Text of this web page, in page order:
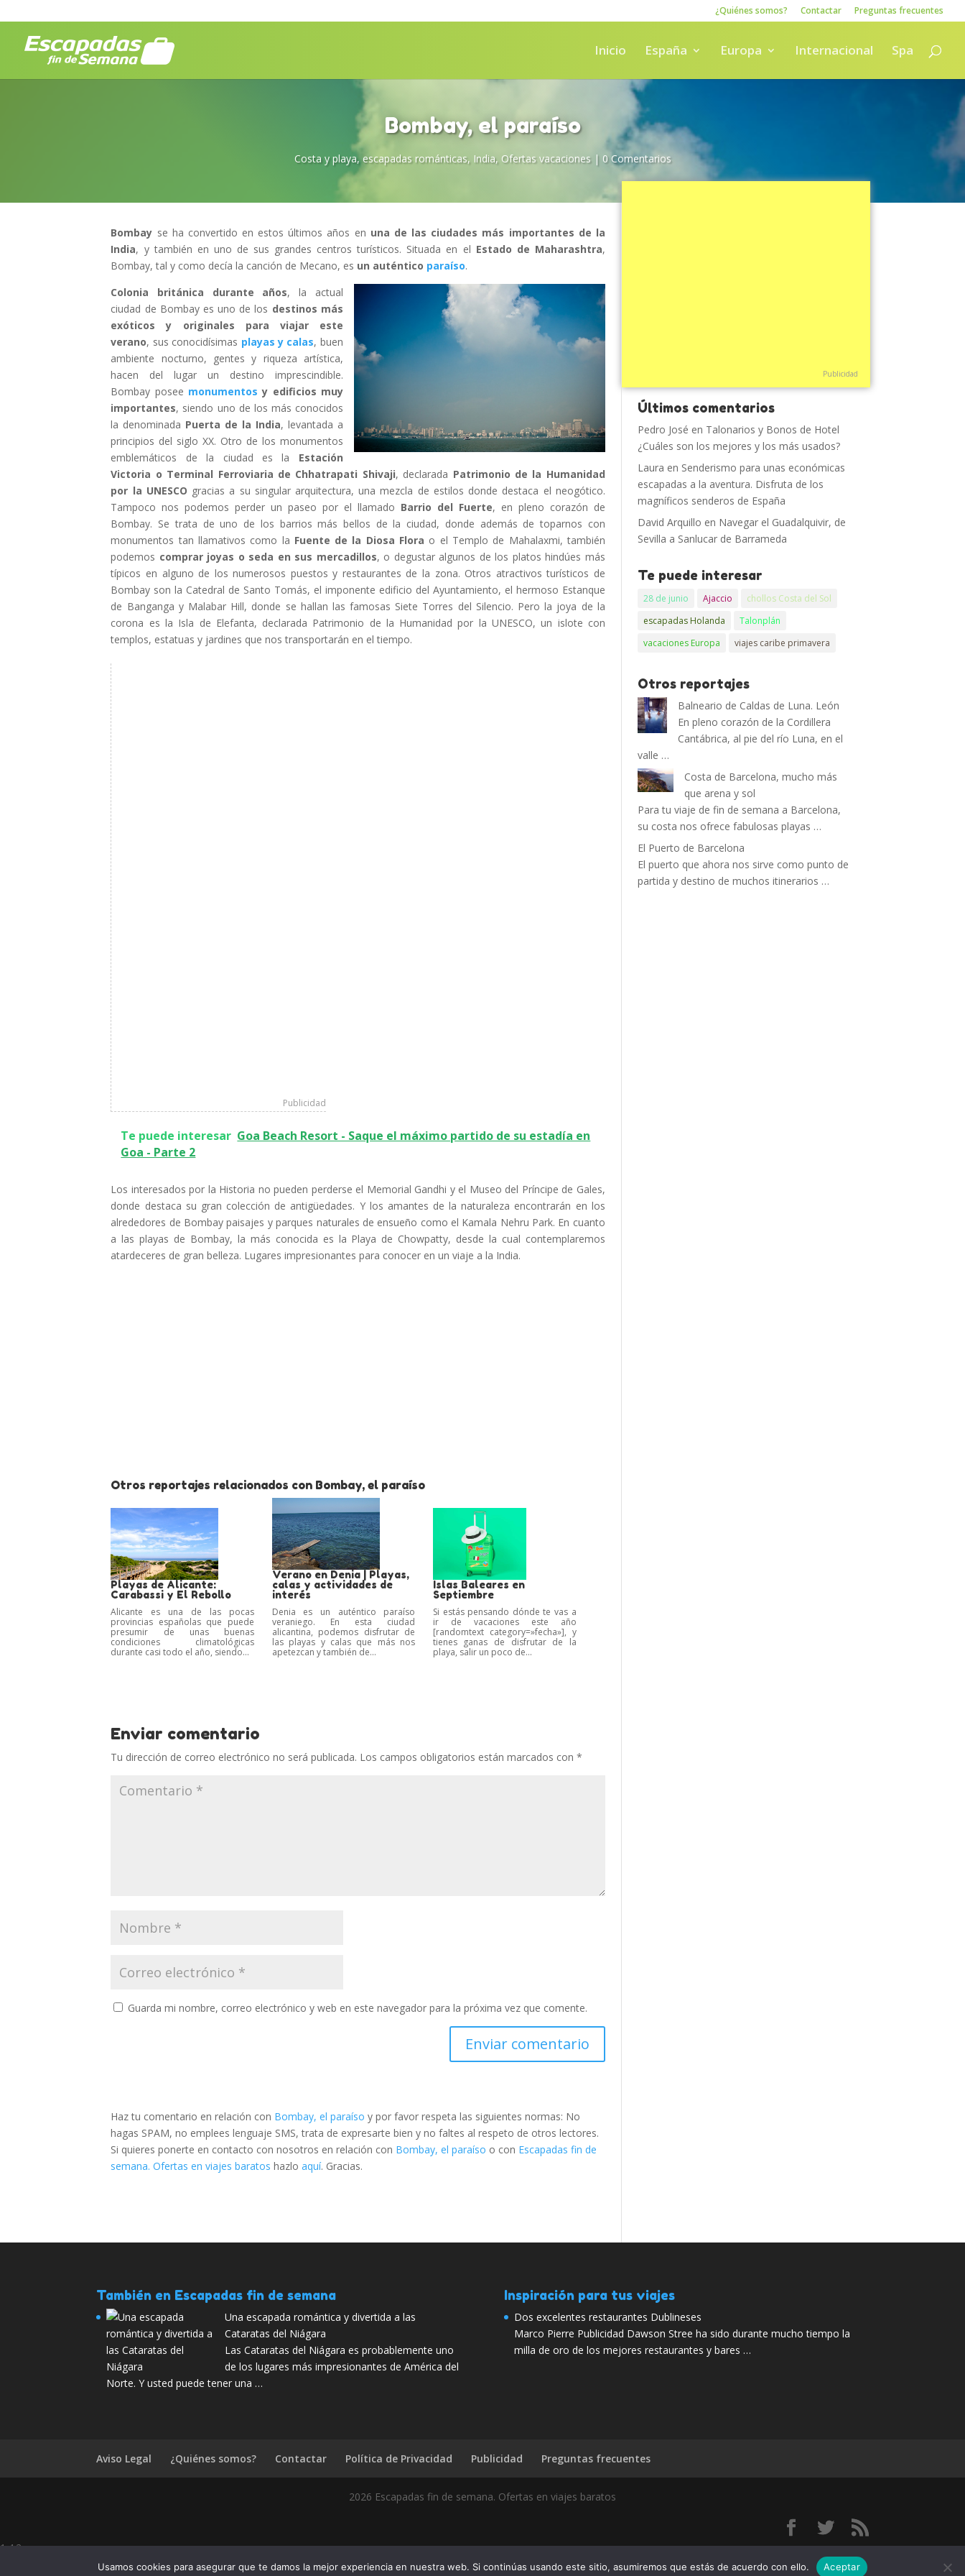
¿Quiénes somos? Contactar Preguntas frecuentes
Inicio España Europa Internacional Spa
Bombay, el paraíso
Costa y playa,escapadas románticas, India, Ofertas vacaciones| 0 Comentarios
Bombay se ha convertido en estos últimos años en una de las ciudades más importantes de la
India, y también en uno de sus grandes centros turísticos. Situada en el Estado de Maharashtra,
Bombay, tal y como decía la canción de Mecano, es un auténtico paraíso.
Colonia británica durante años, la actual
ciudad de Bombay es uno de los destinos más
exóticos y originales para viajar este
verano, sus conocidísimas playas y calas, buen
ambiente nocturno, gentes y riqueza artística,
hacen del lugar un destino imprescindible.
Bombay posee monumentos y edificios muy
importantes, siendo uno de los más conocidos
la denominada Puerta de la India, levantada a
principios del siglo XX. Otro de los monumentos
emblemáticos de la ciudad es la Estación
Victoria o Terminal Ferroviaria de Chhatrapati Shivaji, declarada Patrimonio de la Humanidad
por la UNESCO gracias a su singular arquitectura, una mezcla de estilos donde destaca el neogótico.
Tampoco nos podemos perder un paseo por el llamado Barrio del Fuerte, en pleno corazón de
Bombay. Se trata de uno de los barrios más bellos de la ciudad, donde además de toparnos con
monumentos tan llamativos como la Fuente de la Diosa Flora o el Templo de Mahalaxmi, también
podemos comprar joyas o seda en sus mercadillos, o degustar algunos de los platos hindúes más
típicos en alguno de los numerosos puestos y restaurantes de la zona. Otros atractivos turísticos de
Bombay son la Catedral de Santo Tomás, el imponente edificio del Ayuntamiento, el hermoso Estanque
de Banganga y Malabar Hill, donde se hallan las famosas Siete Torres del Silencio. Pero la joya de la
corona es la Isla de Elefanta, declarada Patrimonio de la Humanidad por la UNESCO, un islote con
templos, estatuas y jardines que nos transportarán en el tiempo.
Publicidad
Te puede interesar Goa Beach Resort - Saque el máximo partido de su estadía en
Goa - Parte 2
Los interesados por la Historia no pueden perderse el Memorial Gandhi y el Museo del Príncipe de Gales,
donde destaca su gran colección de antigüedades. Y los amantes de la naturaleza encontrarán en los
alrededores de Bombay paisajes y parques naturales de ensueño como el Kamala Nehru Park. En cuanto
a las playas de Bombay, la más conocida es la Playa de Chowpatty, desde la cual contemplaremos
atardeceres de gran belleza. Lugares impresionantes para conocer en un viaje a la India.
Otros reportajes relacionados con Bombay, el paraíso
Playas de Alicante:
Carabassi y El Rebollo
Alicante es una de las pocas
provincias españolas que puede
presumir de unas buenas
condiciones climatológicas
durante casi todo el año, siendo...
Verano en Denia | Playas,
calas y actividades de
interés
Denia es un auténtico paraíso
veraniego. En esta ciudad
alicantina, podemos disfrutar de
las playas y calas que más nos
apetezcan y también de...
Islas Baleares en
Septiembre
Si estás pensando dónde te vas a
ir de vacaciones este año
[randomtext category=»fecha»], y
tienes ganas de disfrutar de la
playa, salir un poco de...
Enviar comentario
Tu dirección de correo electrónico no será publicada. Los campos obligatorios están marcados con*
Guarda mi nombre, correo electrónico y web en este navegador para la próxima vez que comente.
Haz tu comentario en relación con Bombay, el paraíso y por favor respeta las siguientes normas: No
hagas SPAM, no emplees lenguaje SMS, trata de expresarte bien y no faltes al respeto de otros lectores.
Si quieres ponerte en contacto con nosotros en relación con Bombay, el paraíso o con Escapadas fin de
semana. Ofertas en viajes baratos hazloaquí. Gracias.
Publicidad
Últimos comentarios
Pedro José en Talonarios y Bonos de Hotel
¿Cuáles son los mejores y los más usados?
Laura en Senderismo para unas económicas
escapadas a la aventura. Disfruta de los
magníficos senderos de España
David Arquillo en Navegar el Guadalquivir, de
Sevilla a Sanlucar de Barrameda
Te puede interesar
28 de junio Ajaccio
chollos Costa del Sol
escapadas Holanda
Talonplán
vacaciones Europa
viajes caribe primavera
Otros reportajes
Balneario de Caldas de Luna. León
En pleno corazón de la Cordillera
Cantábrica, al pie del río Luna, en el
valle …
Costa de Barcelona, mucho más
que arena y sol
Para tu viaje de fin de semana a Barcelona,
su costa nos ofrece fabulosas playas …
El Puerto de Barcelona
El puerto que ahora nos sirve como punto de
partida y destino de muchos itinerarios …
También en Escapadas fin de semana
Una escapada romántica y divertida a las
Cataratas del Niágara
Las Cataratas del Niágara es probablemente uno
de los lugares más impresionantes de América del
Norte. Y usted puede tener una …
Inspiración para tus viajes
Dos excelentes restaurantes Dublineses
Marco Pierre Publicidad Dawson Stree ha sido durante mucho tiempo la
milla de oro de los mejores restaurantes y bares …
Aviso Legal ¿Quiénes somos? Contactar Política de Privacidad Publicidad Preguntas frecuentes
2026 Escapadas fin de semana. Ofertas en viajes baratos
1.4.2
Usamos cookies para asegurar que te damos la mejor experiencia en nuestra web. Si continúas usando este sitio, asumiremos que estás de acuerdo con ello. Aceptar
¿Te ha gustado Bombay, el paraíso? Pues díselo a tus amigos, compártelo con todo el mundo: